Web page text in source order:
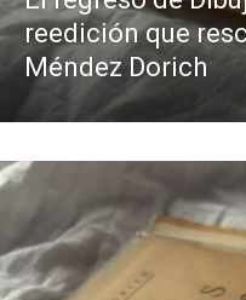
reedición que
Méndez Dorich